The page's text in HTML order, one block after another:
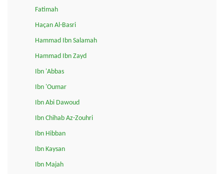
Fatimah
Haçan Al-Basri
Hammad Ibn Salamah
Hammad Ibn Zayd
Ibn 'Abbas
Ibn 'Oumar
Ibn Abi Dawoud
Ibn Chihab Az-Zouhri
Ibn Hibban
Ibn Kaysan
Ibn Majah